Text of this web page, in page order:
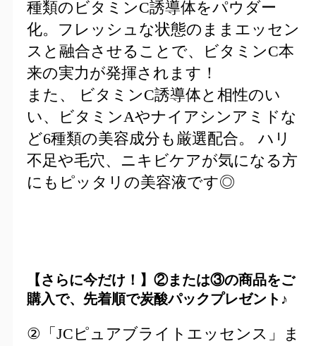
種類のビタミンC誘導体をパウダー
化。フレッシュな状態のままエッセン
スと融合させることで、ビタミンC本
来の実力が発揮されます！
また、 ビタミンC誘導体と相性のい
い、ビタミンAやナイアシンアミドな
ど6種類の美容成分も厳選配合。 ハリ
不足や毛穴、ニキビケアが気になる方
にもピッタリの美容液です◎
【さらに今だけ！】②または③の商品をご
購入で、先着順で炭酸パックプレゼント♪
②「JCピュアブライトエッセンス」ま